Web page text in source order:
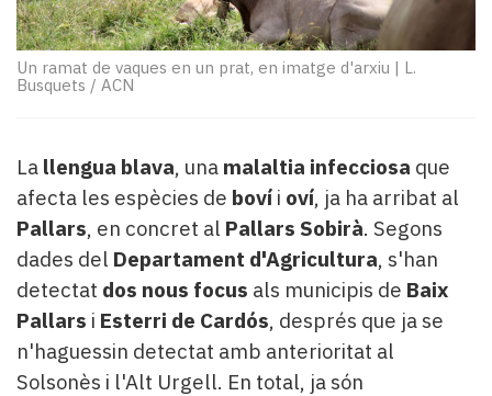
teva!
Subscriptors
La
newsletter
Contingut
patrocinat
més
llegit...
Editorial
Un ramat de vaques en un prat, en imatge d'arxiu | L.
Busquets / ACN
La llengua blava, una malaltia infecciosa que
afecta les espècies de boví i oví, ja ha arribat al
Pallars, en concret al Pallars Sobirà. Segons
dades del Departament d'Agricultura, s'han
detectat dos nous focus als municipis de Baix
Pallars i Esterri de Cardós, després que ja se
n'haguessin detectat amb anterioritat al
Solsonès i l'Alt Urgell. En total, ja són